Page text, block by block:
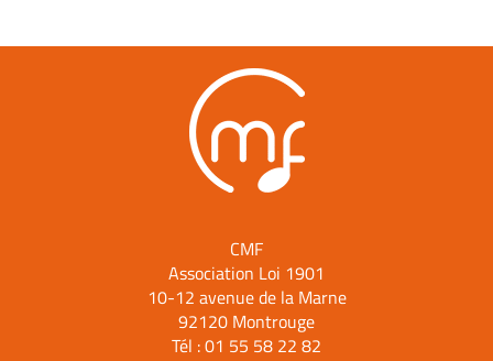
CMF
Association Loi 1901
10-12 avenue de la Marne
92120 Montrouge
Tél :01 55 58 22 82